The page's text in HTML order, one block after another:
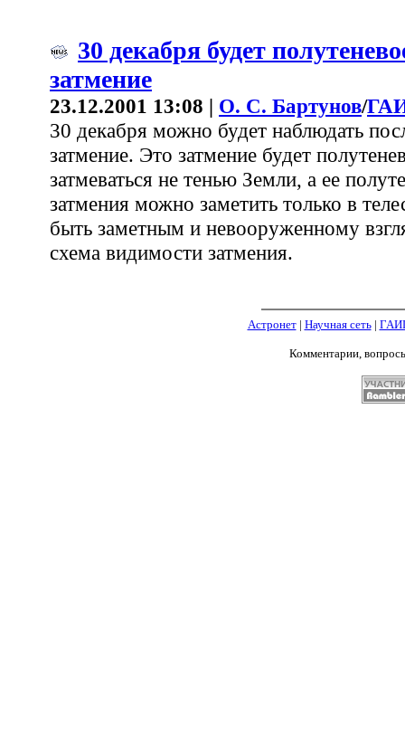
30 декабря будет
затмение
23.12.2001 13:08 | О. С. Бартунов/
30 декабря можно будет наблюдать
затмение. Это затмение будет
затмеваться не тенью Земли, а ее
затмения можно заметить только в
быть заметным и невооруженному
схема видимости затмения.
Астронет| Научная сеть|
Комментарии,